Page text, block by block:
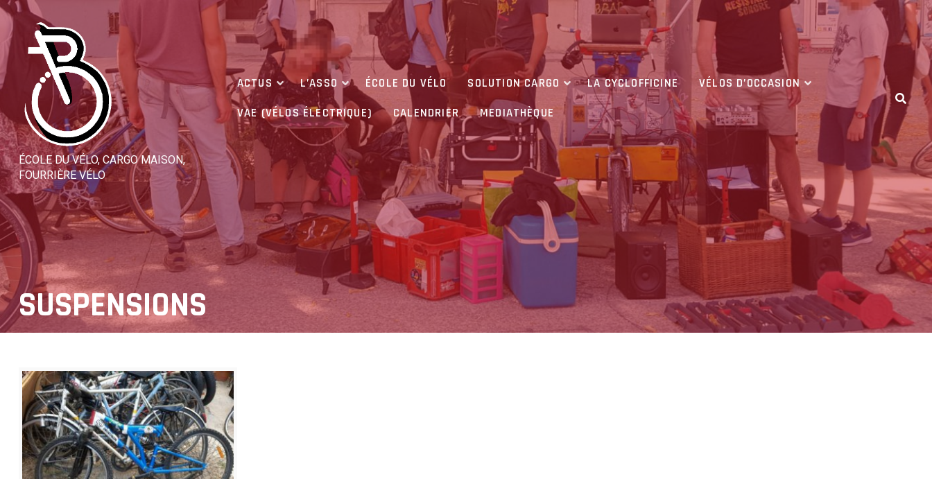
Skip
content
ÉCOLE DU VÉLO, CARGO MAISON,
FOURRIÈRE VÉLO
ACTUS L’ASSO ÉCOLE DU VÉLO SOLUTION CARGO LA CYCLOFFICINE
VÉLOS D’OCCASION
VAE (VÉLOS ÉLECTRIQUE)
CALENDRIER MEDIATHÈQUE
SUSPENSIONS